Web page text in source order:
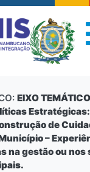
EIXO
de
–
na gestão ou nos